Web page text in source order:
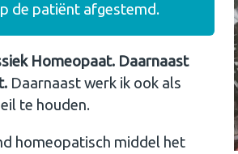
de patiënt afgestemd.
Homeopaat. Daarnaast
Daarnaast werk ik ook als
te houden.
homeopatisch middel het